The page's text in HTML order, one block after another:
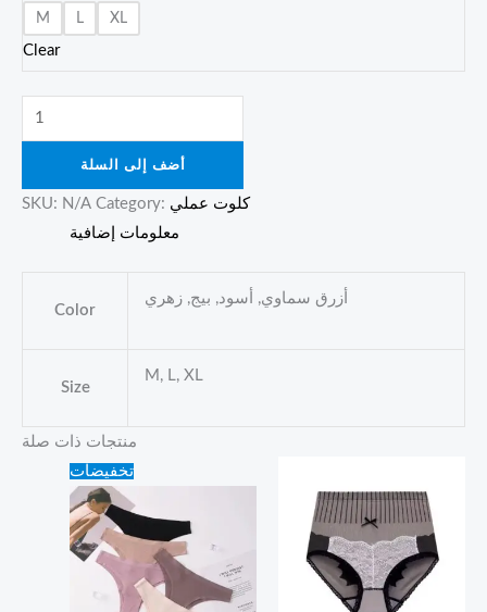
M L XL
Clear
أضف إلى السلة
SKU: N/A Category: كلوت عملي
معلومات إضافية
Color
أزرق سماوي, أسود, بيج, زهري
Size
M, L, XL
منتجات ذات صلة
تخفيضاتOriginal
price
was:
10.00 ₪.7.00 ₪.